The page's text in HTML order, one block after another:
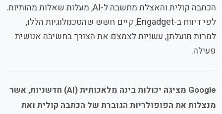
הכתבה קולית והאצלת מחשבה ל-AI, מעלות שאלות מהותיות.
לפי דיווח ב-Engadget, קיים חשש שהטכנולוגיות הללו,
למרות תועלתן, עשויות לצמצם את הצורך בחשיבה אנושית
פעילה.
Google מציגה יכולות בינה מלאכותית (AI) חדשניות, אשר
מנצלות את הפופולריות הגוברת של הכתבה קולית ואת